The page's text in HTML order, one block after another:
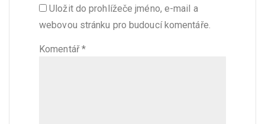
Uložit do prohlížeče jméno, e-mail a
webovou stránku pro budoucí komentáře.
Komentář*